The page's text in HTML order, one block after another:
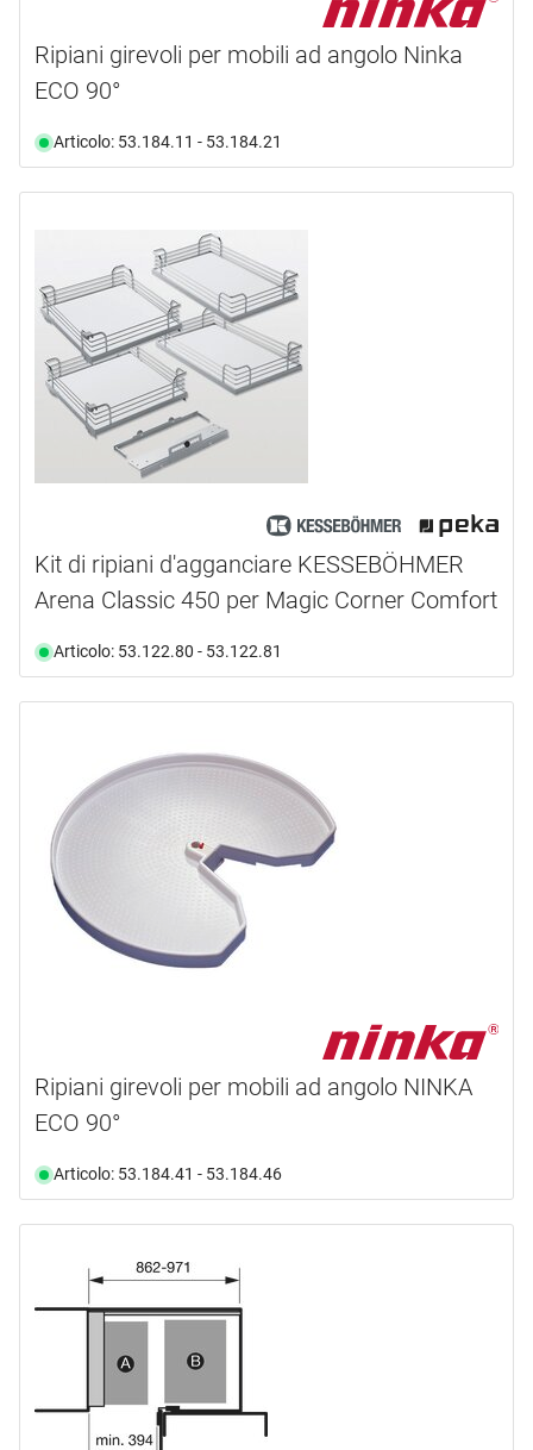
Ripiani girevoli per mobili ad angolo Ninka
ECO 90°
Articolo: 53.184.11 - 53.184.21
Kit di ripiani d'agganciare KESSEBÖHMER
Arena Classic 450 per Magic Corner Comfort
Articolo: 53.122.80 - 53.122.81
Ripiani girevoli per mobili ad angolo NINKA
ECO 90°
Articolo: 53.184.41 - 53.184.46